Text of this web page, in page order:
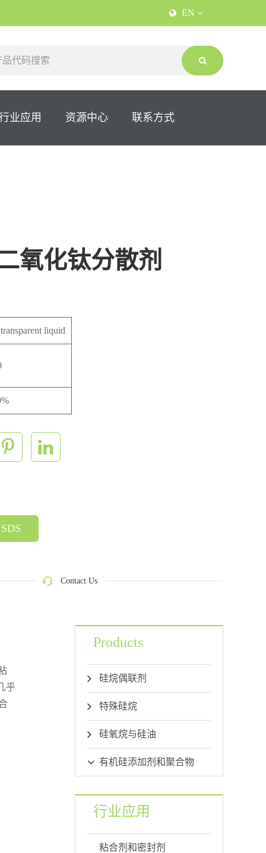
EN
业应用 资源中心 联系方式
氧化钛分散剂
liquid
Contact Us
乎
Products
硅烷偶联剂
特殊硅烷
硅氧烷与硅油
有机硅添加剂和聚合物
行业应用
粘合剂和密封剂